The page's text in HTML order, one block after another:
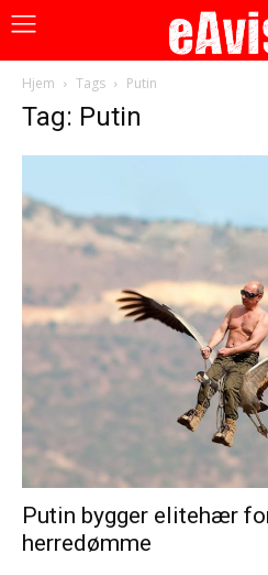
Hjem Tags Putin
Tag: Putin
Putin bygger elitehær
herredømme